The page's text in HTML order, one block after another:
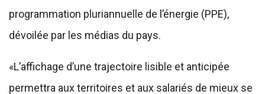
programmation pluriannuelle de l’énergie (PPE),
dévoilée par les médias du pays.
«L’affichage d’une trajectoire lisible et anticipée
permettra aux territoires et aux salariés de mieux se